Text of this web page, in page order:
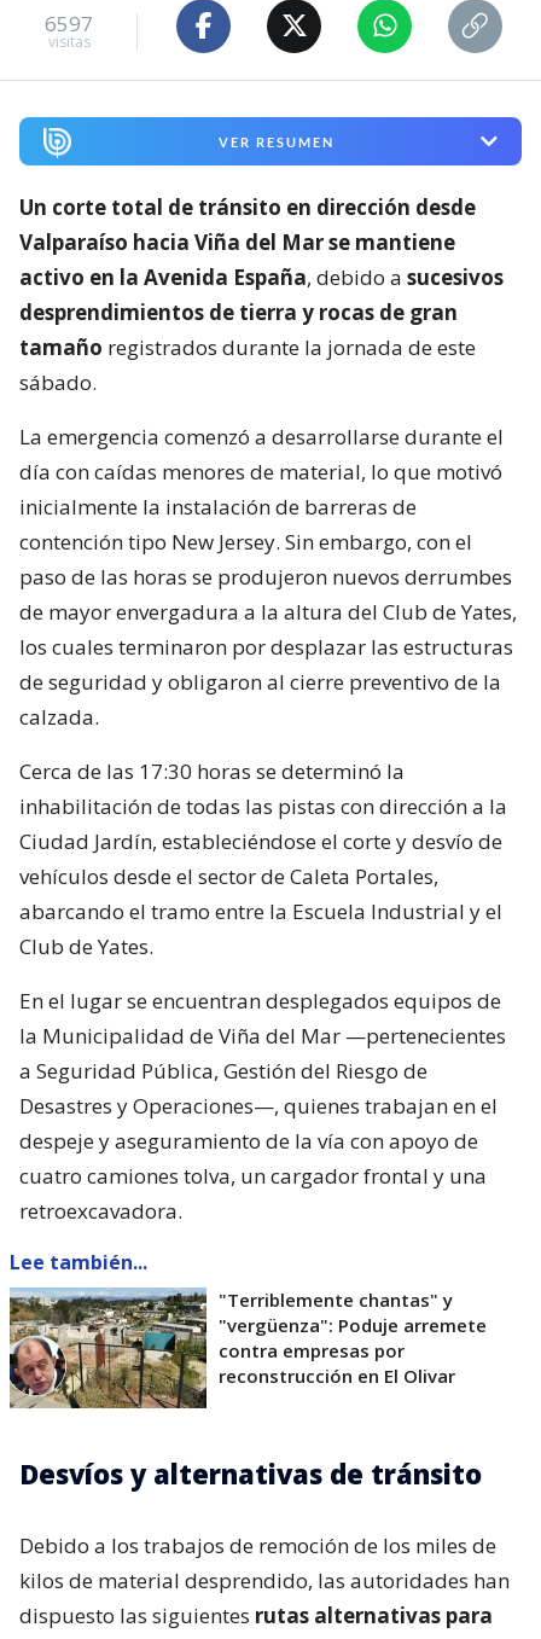
6597
visitas
VER RESUMEN
Un corte total de tránsito en dirección desde
Valparaíso hacia Viña del Mar se mantiene
activo en la Avenida España, debido a sucesivos
desprendimientos de tierra y rocas de gran
tamaño registrados durante la jornada de este
sábado.
La emergencia comenzó a desarrollarse durante el
día con caídas menores de material, lo que motivó
inicialmente la instalación de barreras de
contención tipo New Jersey. Sin embargo, con el
paso de las horas se produjeron nuevos derrumbes
de mayor envergadura a la altura del Club de Yates,
los cuales terminaron por desplazar las estructuras
de seguridad y obligaron al cierre preventivo de la
calzada.
Cerca de las 17:30 horas se determinó la
inhabilitación de todas las pistas con dirección a la
Ciudad Jardín, estableciéndose el corte y desvío de
vehículos desde el sector de Caleta Portales,
abarcando el tramo entre la Escuela Industrial y el
Club de Yates.
En el lugar se encuentran desplegados equipos de
la Municipalidad de Viña del Mar —pertenecientes
a Seguridad Pública, Gestión del Riesgo de
Desastres y Operaciones—, quienes trabajan en el
despeje y aseguramiento de la vía con apoyo de
cuatro camiones tolva, un cargador frontal y una
retroexcavadora.
Lee también...
"Terriblemente chantas" y
"vergüenza": Poduje arremete
contra empresas por
reconstrucción en El Olivar
Desvíos y alternativas de tránsito
Debido a los trabajos de remoción de los miles de
kilos de material desprendido, las autoridades han
dispuesto las siguientes rutas alternativas para